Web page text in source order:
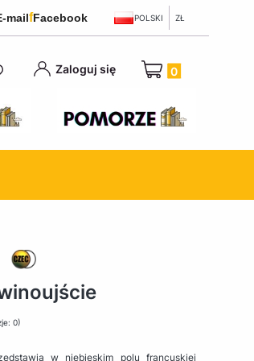
mailfFacebook POLSKI ZŁ
Zaloguj się Produkty w
0)
w niebieskim polu francuskiej